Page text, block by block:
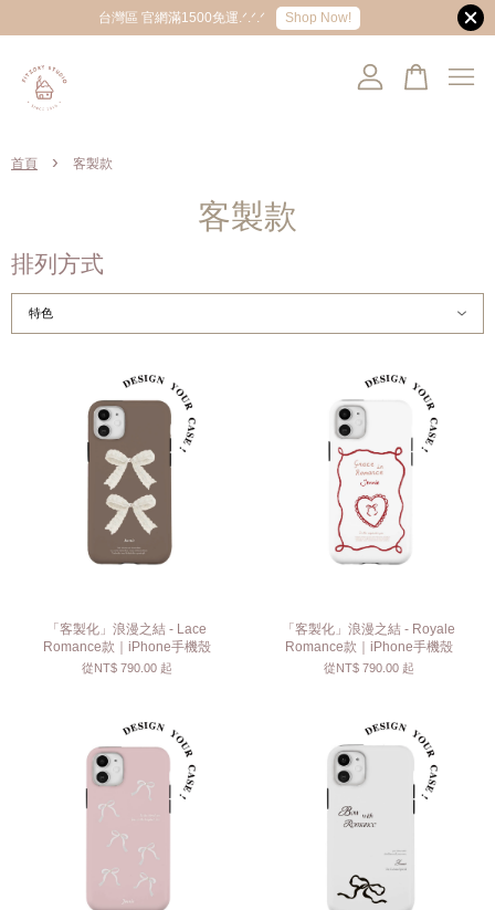
台灣區 官網滿1500免運.ᐟ.ᐟ.ᐟ Shop Now!
首頁 › 客製款
客製款
排列方式
「客製化」浪漫之結 - Lace
Romance款｜iPhone手機殼
從NT$ 790.00 起
「客製化」浪漫之結 - Royale
Romance款｜iPhone手機殼
從NT$ 790.00 起
您的購物車目前還是空的。